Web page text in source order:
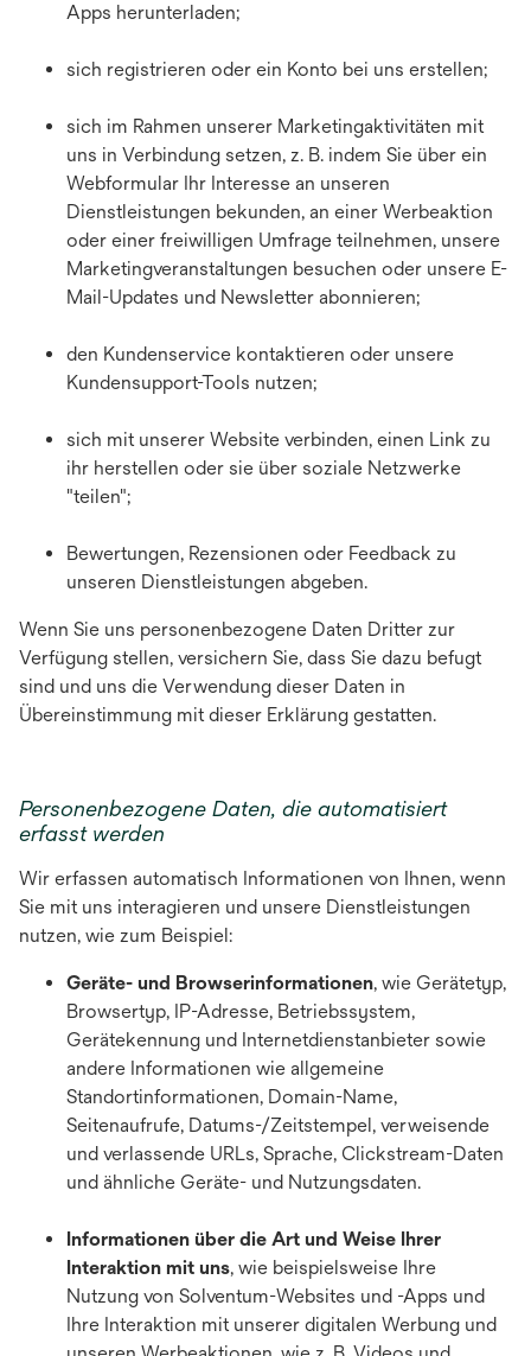
Apps herunterladen;
sich registrieren oder ein Konto bei uns erstellen;
sich im Rahmen unserer Marketingaktivitäten mit
uns in Verbindung setzen, z. B. indem Sie über ein
Webformular Ihr Interesse an unseren
Dienstleistungen bekunden, an einer Werbeaktion
oder einer freiwilligen Umfrage teilnehmen, unsere
Marketingveranstaltungen besuchen oder unsere E-
Mail-Updates und Newsletter abonnieren;
den Kundenservice kontaktieren oder unsere
Kundensupport-Tools nutzen;
sich mit unserer Website verbinden, einen Link zu
ihr herstellen oder sie über soziale Netzwerke
"teilen";
Bewertungen, Rezensionen oder Feedback zu
unseren Dienstleistungen abgeben.
Wenn Sie uns personenbezogene Daten Dritter zur
Verfügung stellen, versichern Sie, dass Sie dazu befugt
sind und uns die Verwendung dieser Daten in
Übereinstimmung mit dieser Erklärung gestatten.
Personenbezogene Daten, die automatisiert
erfasst werden
Wir erfassen automatisch Informationen von Ihnen, wenn
Sie mit uns interagieren und unsere Dienstleistungen
nutzen, wie zum Beispiel:
Geräte- und Browserinformationen, wie Gerätetyp,
Browsertyp, IP-Adresse, Betriebssystem,
Gerätekennung und Internetdienstanbieter sowie
andere Informationen wie allgemeine
Standortinformationen, Domain-Name,
Seitenaufrufe, Datums-/Zeitstempel, verweisende
und verlassende URLs, Sprache, Clickstream-Daten
und ähnliche Geräte- und Nutzungsdaten.
Informationen über die Art und Weise Ihrer
Interaktion mit uns, wie beispielsweise Ihre
Nutzung von Solventum-Websites und -Apps und
Ihre Interaktion mit unserer digitalen Werbung und